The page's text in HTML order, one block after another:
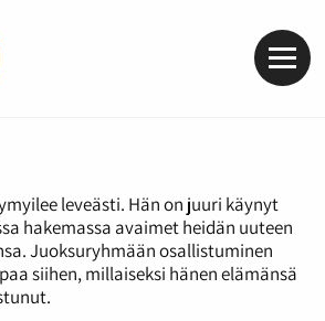
leveästi. Hän on juuri käynyt
hakemassa avaimet heidän uuteen
Juoksuryhmään osallistuminen
siihen, millaiseksi hänen elämänsä